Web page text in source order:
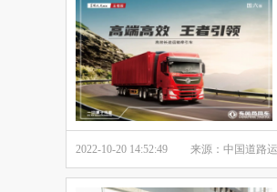
2022-10-20 14:52:49 来源：中国道路